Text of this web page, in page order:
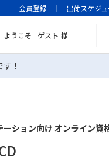
会員登録 出荷スケジ
ようこそ ゲスト 様
！
ション向け オンライン資